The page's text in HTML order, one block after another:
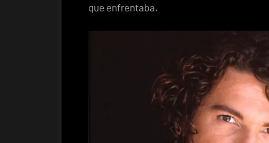
que enfrentaba.